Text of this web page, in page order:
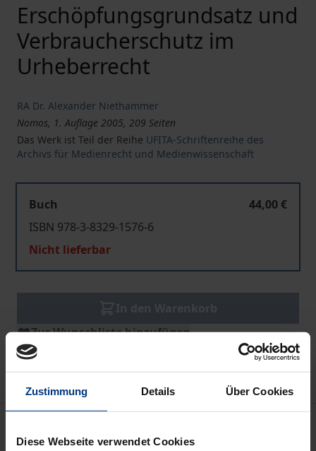
Zustimmung Details Über Cookies
Diese Webseite verwendet Cookies
Erschöpfungsgrundsatz und
Verbraucherschutz im
Urheberrecht
RA Dr. Alexander Niethammer
Nomos, 1. Auflage 2005, 209 Seiten
Das Werk ist Teil der Reihe UFITA-Schriftenreihe des
Archivs für Medienrecht und Medienwissenschaft
Buch
44,00 €
ISBN 978-3-8329-1576-6
Nicht lieferbar
Zur Wunschliste hinzufügen
Hinweise zu Versandkosten